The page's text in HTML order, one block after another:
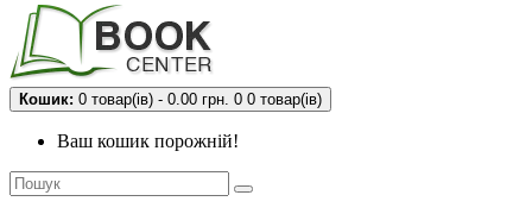
Кошик: 0 товар(ів) - 0.00 грн. 0 0 товар(ів)
Ваш кошик порожній!